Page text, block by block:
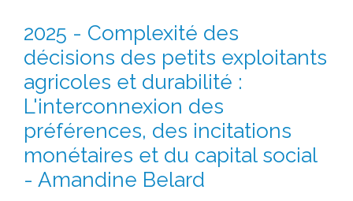
2025 - Complexité des
décisions des petits exploitants
agricoles et durabilité :
L'interconnexion des
préférences, des incitations
monétaires et du capital social
- Amandine Belard